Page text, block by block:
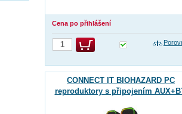
Cena po přihlášení
CONNECT IT BIOHAZARD PC
reproduktory s připojením